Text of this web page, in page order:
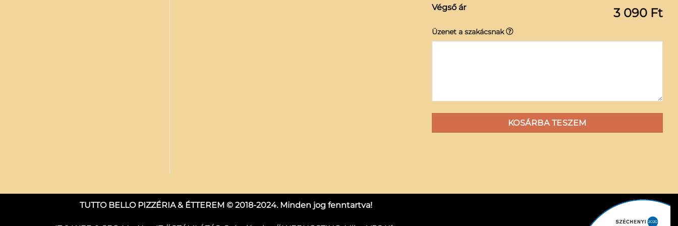
Végső ár 3 090 Ft
Üzenet a szakácsnak
KOSÁRBA TESZEM
TUTTO BELLO PIZZÉRIA & ÉTTEREM © 2018-2024. Minden jog fenntartva!